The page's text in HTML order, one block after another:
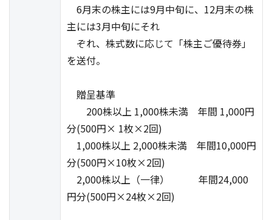
6月末の株主には9月中旬に、12月末の株
主には3月中旬にそれ
ぞれ、株式数に応じて「株主ご優待券」
を送付。
贈呈基準
200株以上 1,000株未満 年間 1,000円
分(500円× 1枚×2回)
1,000株以上 2,000株未満 年間10,000円
分(500円×10枚×2回)
2,000株以上（一律） 年間24,000
円分(500円×24枚×2回)